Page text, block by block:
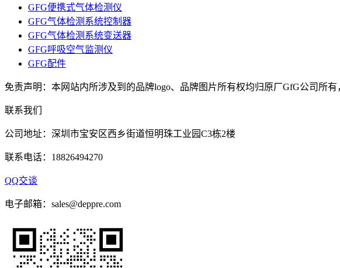
GFG便携式气体检测仪
GFG气体检测系统控制器
GFG气体检测系统变送器
GFG呼吸空气监测仪
GFG配件
免责声明：本网站内所涉及到的品牌logo、品牌图片所有权均归原厂GfG公司所有
联系我们
公司地址：深圳市宝安区西乡街道恒明珠工业园C3栋2楼
联系电话：18826494270
QQ交谈
电子邮箱：sales@deppre.com